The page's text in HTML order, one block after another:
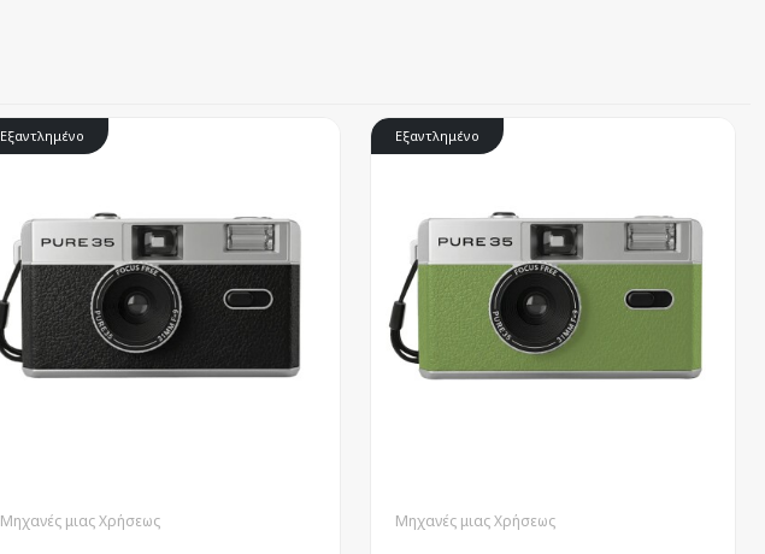
Εξαντλημένο
Μηχανές μιας Χρήσεως
Εξαντλημένο
Μηχανές μιας Χρήσεως